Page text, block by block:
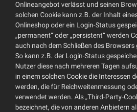
Onlineangebot verlässt und seinen
solchen Cookie kann z.B. der Inhalt
Onlineshop oder ein Login-Status
„permanent“ oder „persistent“ werden
auch nach dem Schließen des Browsers
So kann z.B. der Login-Status
Nutzer diese nach mehreren Tagen
in einem solchen Cookie die Interessen
werden, die für Reichweitenmessung
verwendet werden. Als „Third-Party-
bezeichnet, die von anderen Anbietern